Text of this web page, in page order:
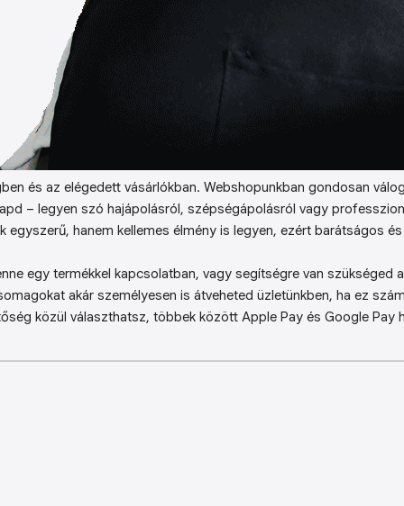
és az elégedett vásárlókban. Webshopunkban gondosan
– legyen szó hajápolásról, szépségápolásról vagy
egyszerű, hanem kellemes élmény is legyen, ezért barátságos
egy termékkel kapcsolatban, vagy segítségre van szükséged
akár személyesen is átveheted üzletünkben, ha ez
közül választhatsz, többek között Apple Pay és Google Pay